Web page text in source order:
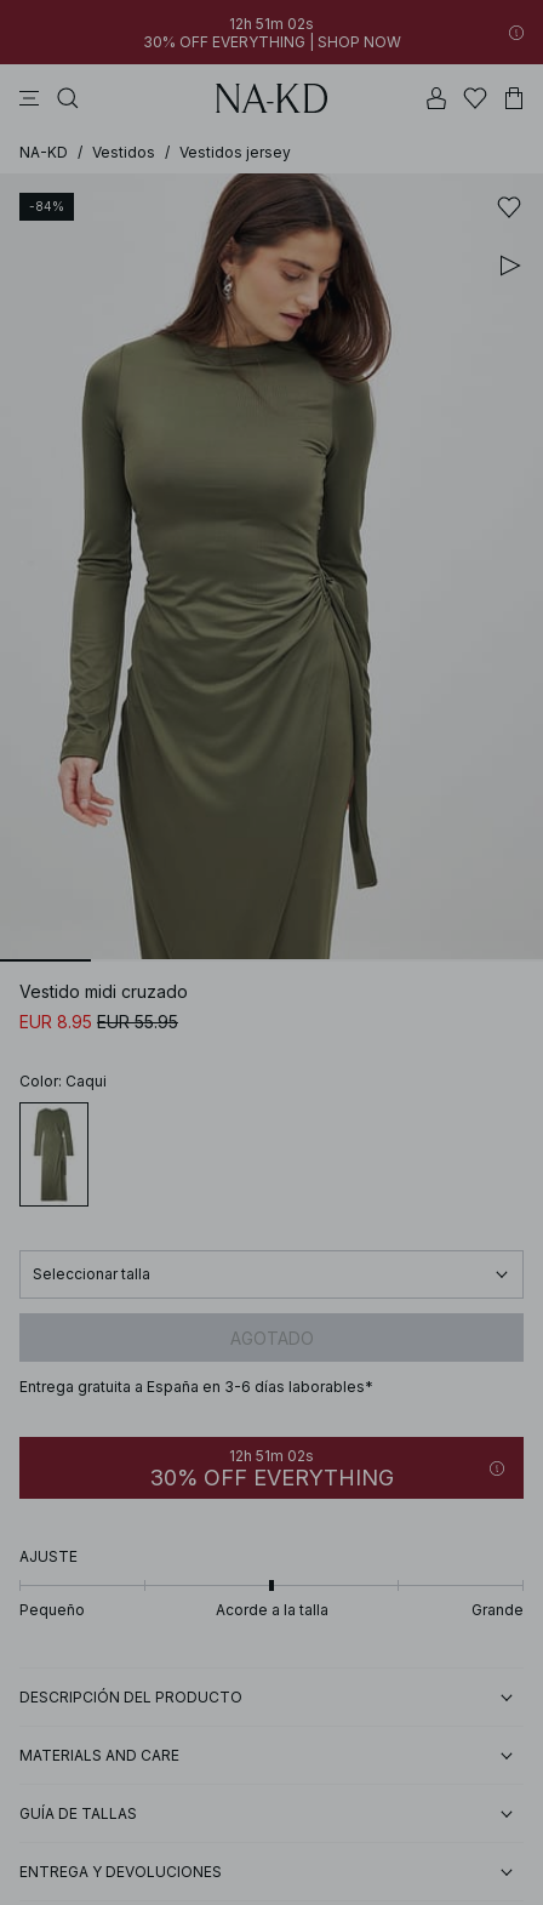
12h 51m 02s
30% OFF EVERYTHING | SHOP NOW
NA-KD / Vestidos / Vestidos jersey
-84%
Vestido midi cruzado
EUR 8.95 EUR 55.95
Color: Caqui
Seleccionar talla
AGOTADO
Entrega gratuita a España en 3-6 días laborables*
12h 51m 02s
30% OFF EVERYTHING
AJUSTE
Pequeño Acorde a la talla Grande
DESCRIPCIÓN DEL PRODUCTO
MATERIALS AND CARE
GUÍA DE TALLAS
ENTREGA Y DEVOLUCIONES